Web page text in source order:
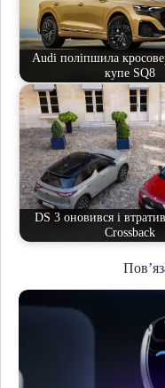
Audi поліпшила
купе SQ8
DS 3 оновився і
Crossback